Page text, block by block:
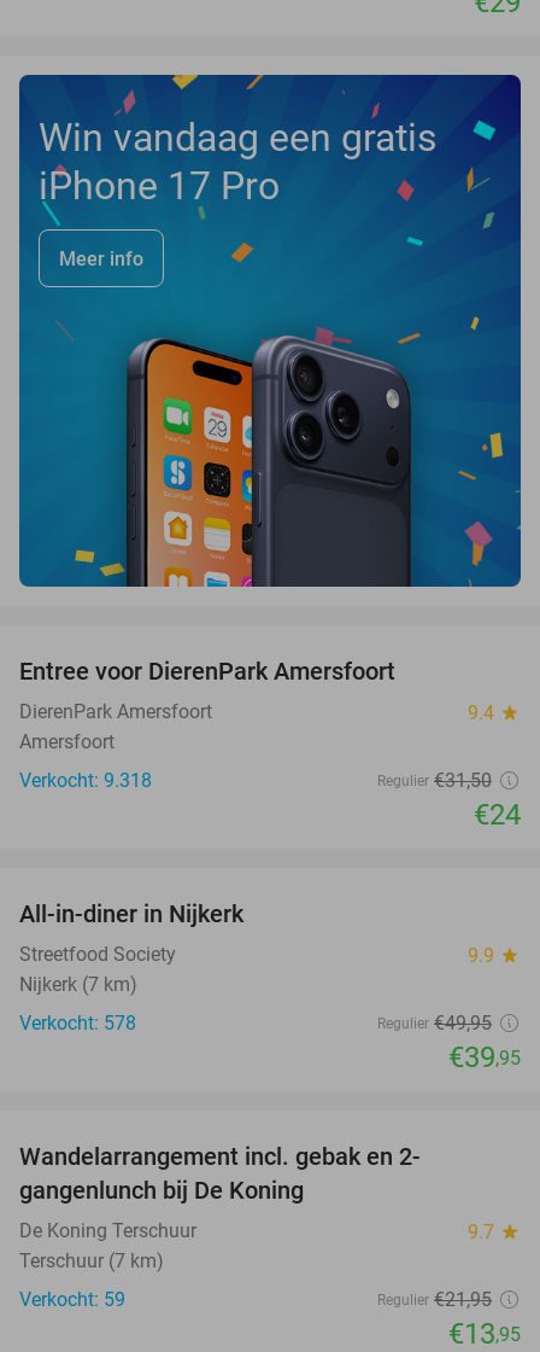
Win vandaag een gratis
iPhone 17 Pro
Meer info
Entree voor DierenPark Amersfoort
DierenPark Amersfoort 9.4 star
Amersfoort
Verkocht: 9.318
Regulier €31,50
€24
All-in-diner in Nijkerk
Streetfood Society 9.9 star
Nijkerk (7 km)
Verkocht: 578
Regulier €49,95
€39,95
Wandelarrangement incl. gebak en 2-
gangenlunch bij De Koning
De Koning Terschuur 9.7 star
Terschuur (7 km)
Verkocht: 59
Regulier €21,95
€13,95